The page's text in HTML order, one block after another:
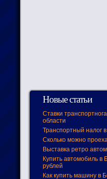
Новые статьи
Ставки
области
Транспортный налог
Сколько можно
Выставка ретро
Купить автомобиль в
рублей
Как купить машину в